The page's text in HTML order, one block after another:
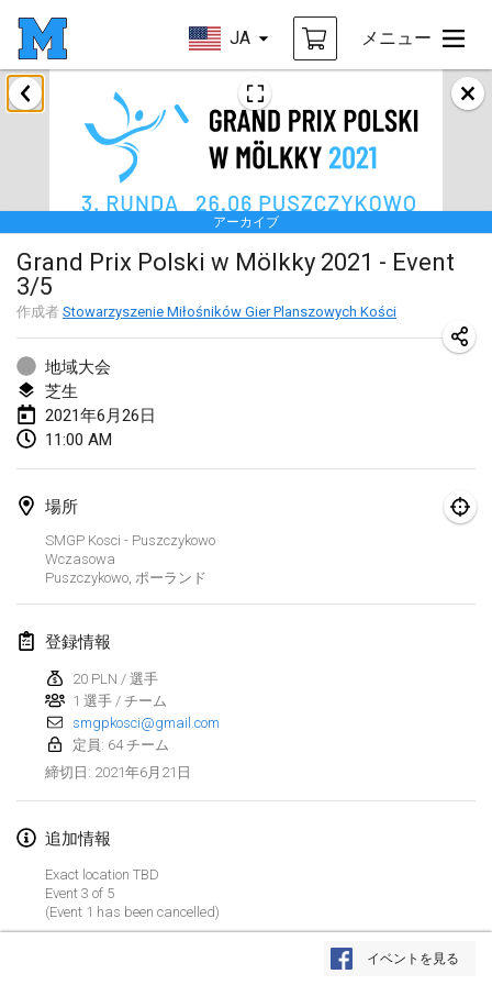
JA メニュー
リストを表示
アーカイブ
Grand Prix Polski w Mölkky 2021 - Event
3/5
作成者 Stowarzyszenie Miłośników Gier Planszowych Kości
地域大会
芝生
2021年6月26日
11:00 AM
場所
SMGP Kosci - Puszczykowo
Wczasowa
Puszczykowo, ポーランド
登録情報
20 PLN / 選手
1 選手 / チーム
smgpkosci@gmail.com
定員: 64 チーム
締切日 : 2021年6月21日
追加情報
Exact location TBD
Event 3 of 5
(Event 1 has been cancelled)
イベントを見る
2021年2月
SM HalliMölkky - Finnish Championship
2021年2月13日
Tournoi d'adresse "couvre feu"
2021年2月19日|フランス
Australian Finska Championship
2021年2月20日|オーストラリア
2021年3月
Grand Prix de la Sarthe
2021年3月6日|フランス
中止
2021年3月20日|フランス
2021年4月
2021年4月9日
中止
Indoor de la CASAS
2021年4月10日 |フランス
2021年4月10日
中止
Doublette du Molkkamis
2021年4月24日|ベルギー